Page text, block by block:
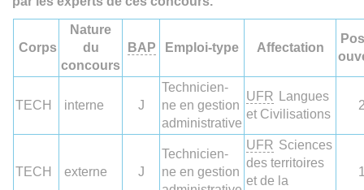
Corps
Nature
du
concours
BAP Emploi-type Affectation
TECH interne J
Technicien-
ne en gestion
administrative
UFR
Langues
et Civilisations
TECH externe J
Technicien-
ne en gestion
UFR Sciences
des territoires
et de la